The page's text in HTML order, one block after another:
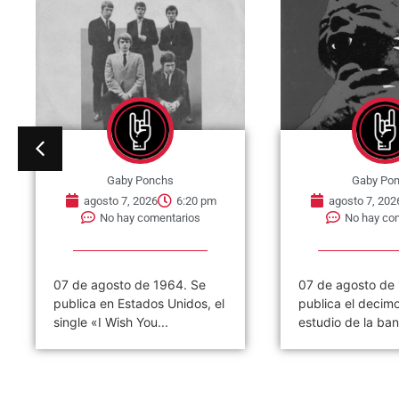
Gaby Ponchs
agosto 7, 2026
6:20 pm
No hay comentarios
07 de agosto de 1964. Se
publica en Estados Unidos, el
single «I Wish You...
Gaby
agosto 7,
No hay
07 de agosto de
publica el
estudio de la